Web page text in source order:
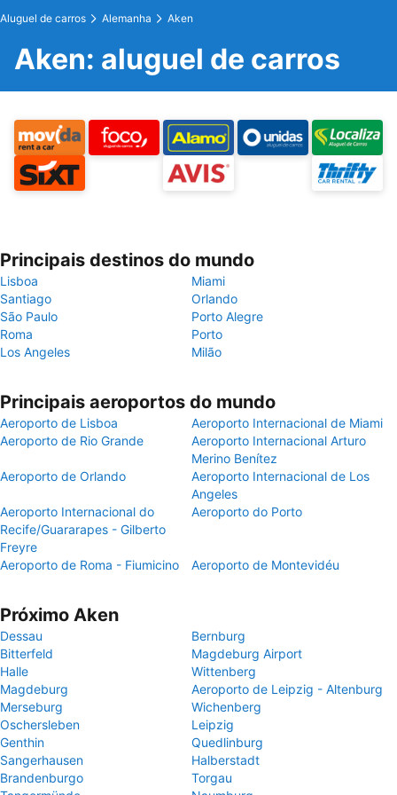
Aluguel de carros Alemanha Aken
Aken: aluguel de carros
Principais destinos do mundo
Lisboa
Miami
Santiago
Orlando
São Paulo
Porto Alegre
Roma
Porto
Los Angeles
Milão
Principais aeroportos do mundo
Aeroporto de Lisboa
Aeroporto Internacional de Miami
Aeroporto de Rio Grande
Aeroporto Internacional Arturo
Merino Benítez
Aeroporto de Orlando
Aeroporto Internacional de Los
Angeles
Aeroporto Internacional do
Recife/Guararapes - Gilberto
Freyre
Aeroporto do Porto
Aeroporto de Roma - Fiumicino Aeroporto de Montevidéu
Próximo Aken
Dessau
Bernburg
Bitterfeld
Magdeburg Airport
Halle
Wittenberg
Magdeburg
Aeroporto de Leipzig - Altenburg
Merseburg
Wichenberg
Oschersleben
Leipzig
Genthin
Quedlinburg
Sangerhausen
Halberstadt
Brandenburgo
Torgau